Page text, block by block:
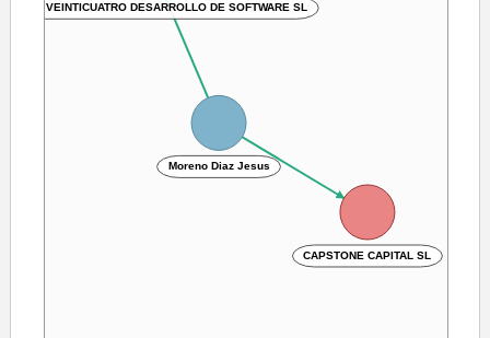
CAPSTONE CAPITAL SL
Moreno Diaz Jesus
VEINTICUATRO DESARROLLO DE SOFTWARE SL